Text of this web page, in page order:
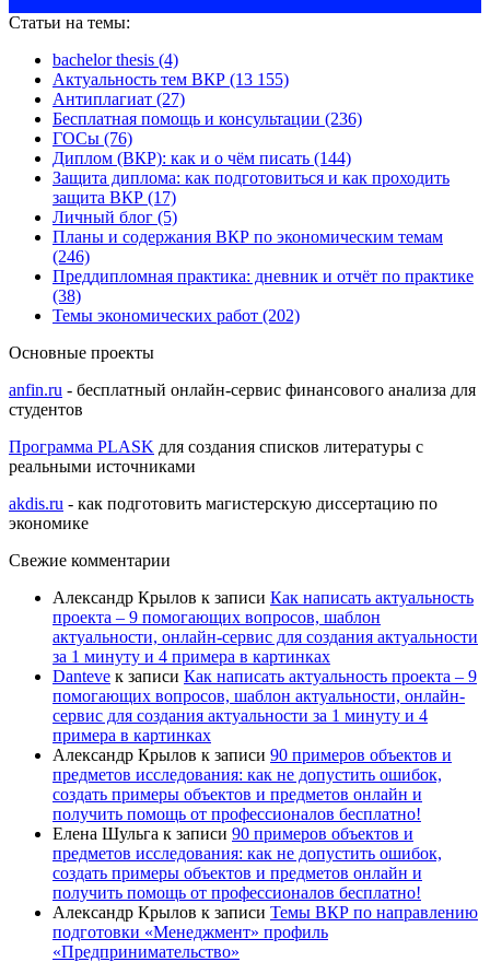
Статьи на темы:
bachelor thesis (4)
Актуальность тем ВКР (13 155)
Антиплагиат (27)
Бесплатная помощь и консультации (236)
ГОСы (76)
Диплом (ВКР): как и о чём писать (144)
Защита диплома: как подготовиться и как проходить
защита ВКР (17)
Личный блог (5)
Планы и содержания ВКР по экономическим темам
(246)
Преддипломная практика: дневник и отчёт по практике
(38)
Темы экономических работ (202)
Основные проекты
anfin.ru - бесплатный онлайн-сервис финансового анализа для
студентов
Программа PLASK для создания списков литературы с
реальными источниками
akdis.ru - как подготовить магистерскую диссертацию по
экономике
Свежие комментарии
Александр Крылов к записи Как написать актуальность
проекта – 9 помогающих вопросов, шаблон
актуальности, онлайн-сервис для создания актуальности
за 1 минуту и 4 примера в картинках
Danteve к записи Как написать актуальность проекта – 9
помогающих вопросов, шаблон актуальности, онлайн-
сервис для создания актуальности за 1 минуту и 4
примера в картинках
Александр Крылов к записи 90 примеров объектов и
предметов исследования: как не допустить ошибок,
создать примеры объектов и предметов онлайн и
получить помощь от профессионалов бесплатно!
Елена Шульга к записи 90 примеров объектов и
предметов исследования: как не допустить ошибок,
создать примеры объектов и предметов онлайн и
получить помощь от профессионалов бесплатно!
Александр Крылов к записи Темы ВКР по направлению
подготовки «Менеджмент» профиль
«Предпринимательство»